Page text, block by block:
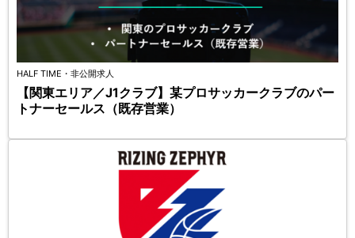
HALF TIME・非公開求人
【関東エリア／J1クラブ】某プロサッカークラブのパー
トナーセールス（既存営業）